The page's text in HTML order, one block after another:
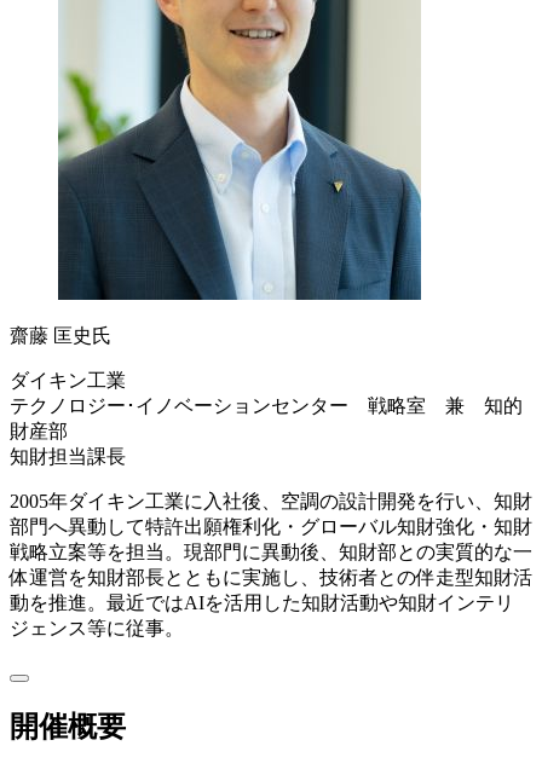
齋藤 匡史氏
ダイキン工業
テクノロジー･イノベーションセンター 戦略室 兼 知的
財産部
知財担当課長
2005年ダイキン工業に入社後、空調の設計開発を行い、知財
部門へ異動して特許出願権利化・グローバル知財強化・知財
戦略立案等を担当。現部門に異動後、知財部との実質的な一
体運営を知財部長とともに実施し、技術者との伴走型知財活
動を推進。最近ではAIを活用した知財活動や知財インテリ
ジェンス等に従事。
開催概要